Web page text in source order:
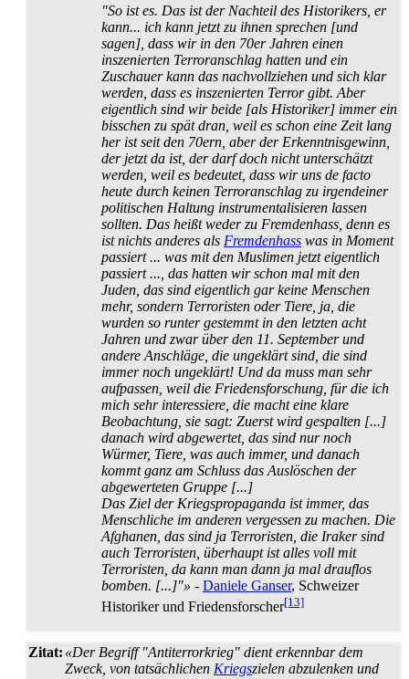
"So ist es. Das ist der Nachteil des Historikers, er
kann... ich kann jetzt zu ihnen sprechen [und
sagen], dass wir in den 70er Jahren einen
inszenierten Terror­anschlag hatten und ein
Zuschauer kann das nachvollziehen und sich klar
werden, dass es inszenierten Terror gibt. Aber
eigentlich sind wir beide [als Historiker] immer ein
bisschen zu spät dran, weil es schon eine Zeit lang
her ist seit den 70ern, aber der Erkenntnis­gewinn,
der jetzt da ist, der darf doch nicht unterschätzt
werden, weil es bedeutet, dass wir uns de facto
heute durch keinen Terror­anschlag zu irgendeiner
politischen Haltung instrumentalisieren lassen
sollten. Das heißt weder zu Fremdenhass, denn es
ist nichts anderes als Fremdenhass was in Moment
passiert ... was mit den Muslimen jetzt eigentlich
passiert ..., das hatten wir schon mal mit den
Juden, das sind eigentlich gar keine Menschen
mehr, sondern Terroristen oder Tiere, ja, die
wurden so runter gestemmt in den letzten acht
Jahren und zwar über den 11. September und
andere Anschläge, die ungeklärt sind, die sind
immer noch ungeklärt! Und da muss man sehr
aufpassen, weil die Friedensforschung, für die ich
mich sehr interessiere, die macht eine klare
Beobachtung, sie sagt: Zuerst wird gespalten [...]
danach wird abgewertet, das sind nur noch
Würmer, Tiere, was auch immer, und danach
kommt ganz am Schluss das Auslöschen der
abgewerteten Gruppe [...]
Das Ziel der Kriegspropaganda ist immer, das
Menschliche im anderen vergessen zu machen. Die
Afghanen, das sind ja Terroristen, die Iraker sind
auch Terroristen, überhaupt ist alles voll mit
Terroristen, da kann man dann ja mal drauflos
bomben. [...]"» - Daniele Ganser, Schweizer
Historiker und Friedensforscher[13]
Zitat: «Der Begriff "Antiterrorkrieg" dient erkennbar dem
Zweck, von tatsächlichen Kriegs­zielen abzulenken und